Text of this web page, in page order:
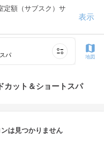
定額（サブスク）サ
表示
パ
地図
カット＆ショートスパ
は見つかりません